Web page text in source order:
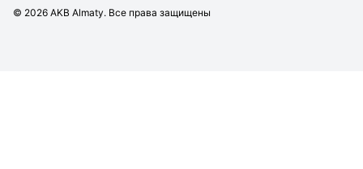
© 2026 AKB Almaty. Все права защищены